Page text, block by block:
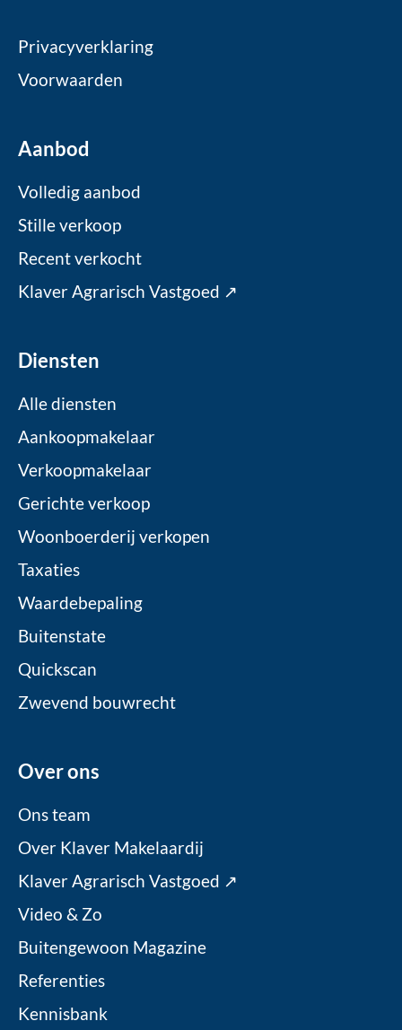
Privacyverklaring
Voorwaarden
Aanbod
Volledig aanbod
Stille verkoop
Recent verkocht
Klaver Agrarisch Vastgoed ↗
Diensten
Alle diensten
Aankoopmakelaar
Verkoopmakelaar
Gerichte verkoop
Woonboerderij verkopen
Taxaties
Waardebepaling
Buitenstate
Quickscan
Zwevend bouwrecht
Over ons
Ons team
Over Klaver Makelaardij
Klaver Agrarisch Vastgoed ↗
Video & Zo
Buitengewoon Magazine
Referenties
Kennisbank